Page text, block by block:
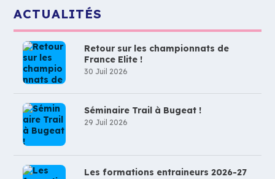
ACTUALITÉS
Retour sur les championnats de
France Elite !
30 Juil 2026
Séminaire Trail à Bugeat !
29 Juil 2026
Les formations entraineurs 2026-27